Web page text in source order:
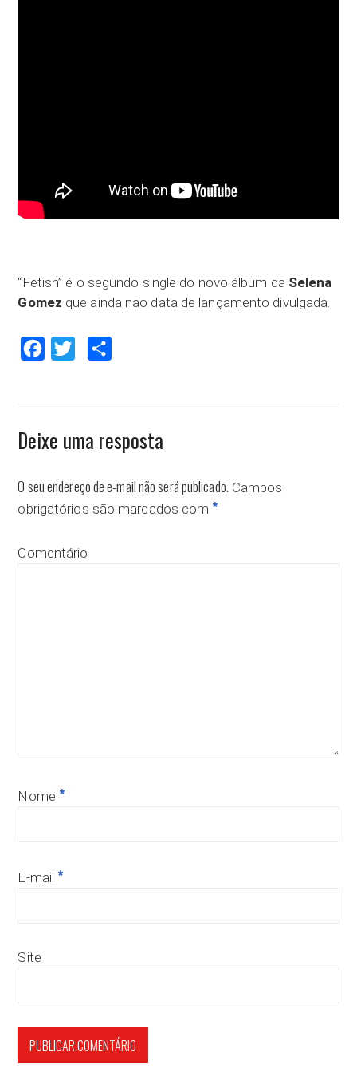
“Fetish” é o segundo single do novo álbum da Selena
Gomez que ainda não data de lançamento divulgada.
Facebook Twitter
Deixe uma resposta
O seu endereço de e-mail não será publicado. Campos
obrigatórios são marcados com *
Comentário
Nome *
E-mail *
Site